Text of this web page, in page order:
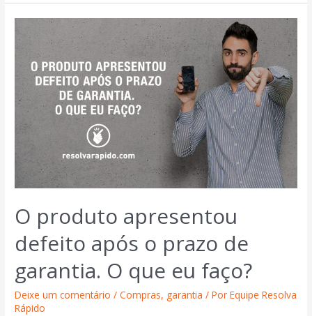
O produto apresentou
defeito após o prazo de
garantia. O que eu faço?
Deixe um comentário /Compras, garantia / PorEquipe Resolva
Rápido